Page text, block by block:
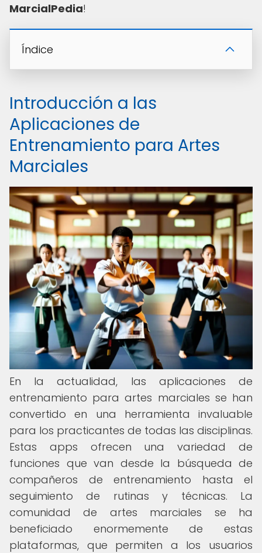
MarcialPedia!
Índice
Introducción a las
Aplicaciones de
Entrenamiento para Artes
Marciales
En la actualidad, las aplicaciones de
entrenamiento para artes marciales se han
convertido en una herramienta invaluable
para los practicantes de todas las disciplinas.
Estas apps ofrecen una variedad de
funciones que van desde la búsqueda de
compañeros de entrenamiento hasta el
seguimiento de rutinas y técnicas. La
comunidad de artes marciales se ha
beneficiado enormemente de estas
plataformas, que permiten a los usuarios